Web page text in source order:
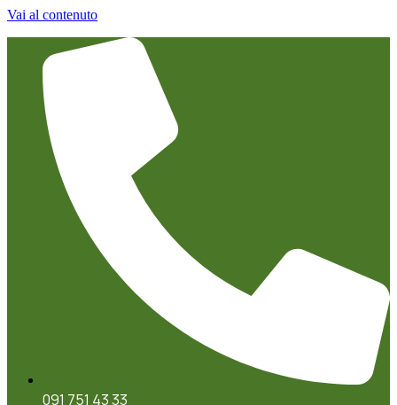
Vai al contenuto
091 751 43 33